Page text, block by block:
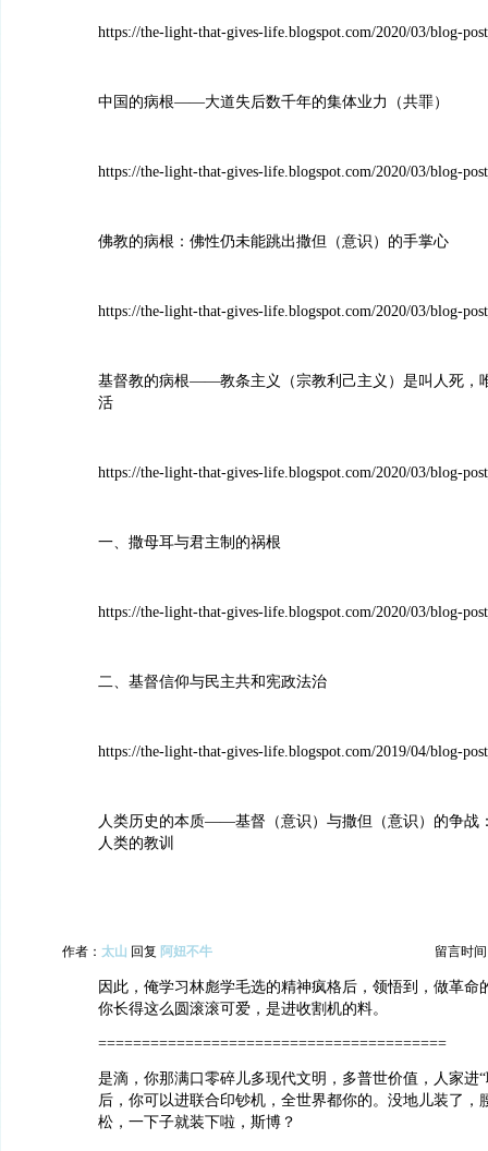
https://the-light-that-gives-life.blogspot.com/2020/03/blog-
中国的病根——大道失后数千年的集体业力（共罪）
https://the-light-that-gives-life.blogspot.com/2020/03/blog-
佛教的病根：佛性仍未能跳出撒但（意识）的手掌心
https://the-light-that-gives-life.blogspot.com/2020/03/blog-
基督教的病根——教条主义（宗教利己主义）是叫人死，
活
https://the-light-that-gives-life.blogspot.com/2020/03/blog-
一、撒母耳与君主制的祸根
https://the-light-that-gives-life.blogspot.com/2020/03/blog-
二、基督信仰与民主共和宪政法治
https://the-light-that-gives-life.blogspot.com/2019/04/blog-
人类历史的本质——基督（意识）与撒但（意识）的争战
人类的教训
作者： 太山 回复 阿妞不牛 留言时间
因此，俺学习林彪学毛选的精神疯格后，领悟到，做革命
你长得这么圆滚滚可爱，是进收割机的料。
========================================
是滴，你那满口零碎儿多现代文明，多普世价值，人家进
后，你可以进联合印钞机，全世界都你的。没地儿装了，
松，一下子就装下啦，斯博？